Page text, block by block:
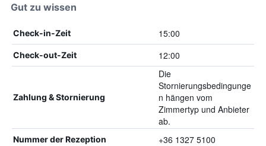
Gut zu wissen
Check-in-Zeit 15:00
Check-out-Zeit 12:00
Zahlung & Stornierung
Die
Stornierungsbedingunge
n hängen vom
Zimmertyp und Anbieter
ab.
Nummer der Rezeption +36 1327 5100